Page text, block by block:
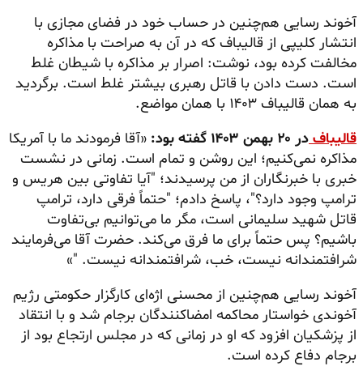
آخوند رسایی هم‌چنین در حساب خود در فضای مجازی با
انتشار کلیپی از قالیباف که در آن به صراحت با مذاکره
مخالفت کرده بود، نوشت: اصرار بر مذاکره با شیطان غلط
است. دست دادن با قاتل رهبری بیشتر غلط است. برگردید
به همان قالیباف ۱۴۰۳ با همان مواضع.
قالیبافدر ۲۰ بهمن ۱۴۰۳ گفته بود:
«آقا فرمودند ما با آمریکا
مذاکره نمی‌کنیم؛ این روشن و تمام است. زمانی در نشست
خبری با خبرنگاران از من پرسیدند؛ "آیا تفاوتی بین هریس و
ترامپ وجود دارد؟"، پاسخ دادم؛ "حتماً فرقی دارد، ترامپ
قاتل شهید سلیمانی است، مگر ما می‌توانیم بی‌تفاوت
باشیم؟ پس حتماً برای ما فرق می‌کند. حضرت آقا می‌فرمایند
شرافتمندانه نیست، خب، شرافتمندانه نیست. "»
آخوند رسایی هم‌چنین از محسنی اژه‌ای کارگزار حکومتی رژیم
آخوندی خواستار محاکمه امضاکنندگان برجام شد و با انتقاد
از پزشکیان افزود که او در زمانی که در مجلس ارتجاع بود از
برجام دفاع کرده است.